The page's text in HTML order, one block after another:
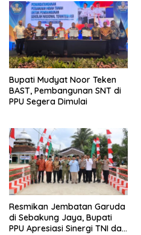
Bupati Mudyat Noor Teken
BAST, Pembangunan SNT di
PPU Segera Dimulai
Resmikan Jembatan Garuda
di Sebakung Jaya, Bupati
PPU Apresiasi Sinergi TNI dan